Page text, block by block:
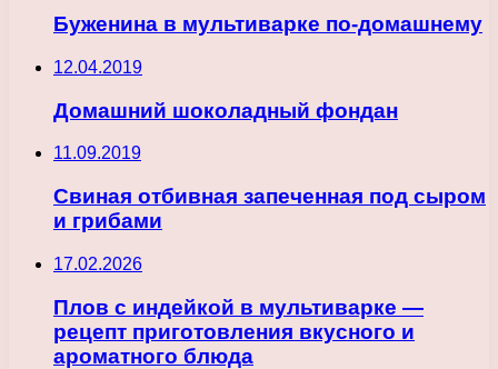
Буженина в мультиварке по-домашнему
12.04.2019
Домашний шоколадный фондан
11.09.2019
Свиная отбивная запеченная под сыром
и грибами
17.02.2026
Плов с индейкой в мультиварке —
рецепт приготовления вкусного и
ароматного блюда